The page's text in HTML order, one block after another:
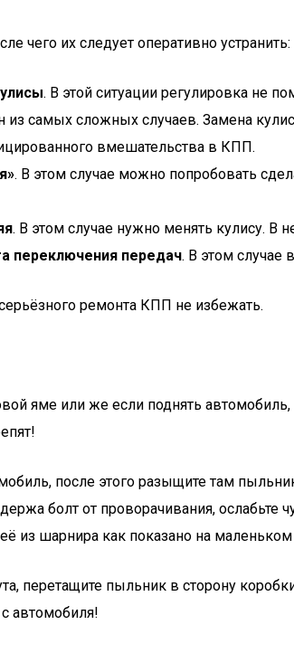
чего их следует оперативно устранить:
. В этой ситуации регулировка не
из самых сложных случаев. Замена
вмешательства в КПП.
. В этом случае можно попробовать
. В этом случае нужно менять кулису. В
переключения передач. В этом случае
ремонта КПП не избежать.
яме или же если поднять
после этого разыщите там
болт от проворачивания, ослабьте
из шарнира как показано на
перетащите пыльник в сторону
автомобиля!